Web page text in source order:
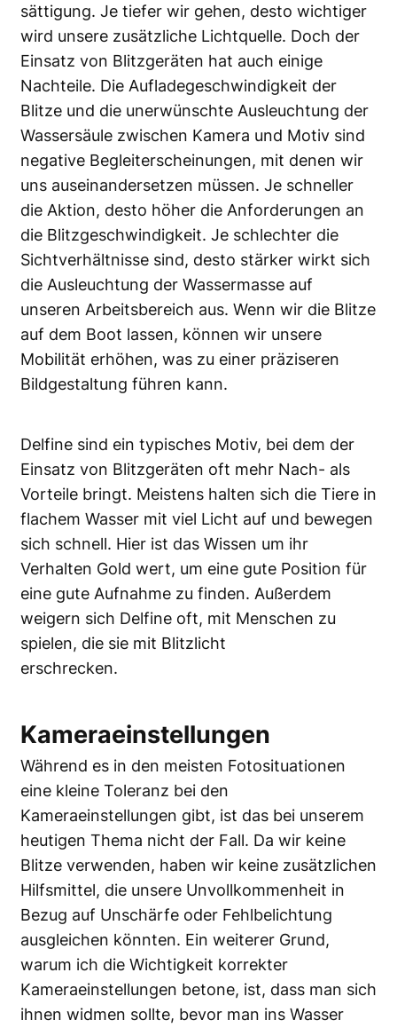
sättigung. Je tiefer wir gehen, desto wichtiger
wird unsere zusätzliche Lichtquelle. Doch der
Einsatz von Blitzgeräten hat auch einige
Nachteile. Die Aufladegeschwindigkeit der
Blitze und die unerwünschte Ausleuchtung der
Wassersäule zwischen Kamera und Motiv sind
negative Begleiterscheinungen, mit denen wir
uns auseinandersetzen müssen. Je schneller
die Aktion, desto höher die Anforderungen an
die Blitzgeschwindigkeit. Je schlechter die
Sichtverhältnisse sind, desto stärker wirkt sich
die Ausleuchtung der Wassermasse auf
unseren Arbeitsbereich aus. Wenn wir die Blitze
auf dem Boot lassen, können wir unsere
Mobilität erhöhen, was zu einer präziseren
Bildgestaltung führen kann.
Delfine sind ein typisches Motiv, bei dem der
Einsatz von Blitzgeräten oft mehr Nach- als
Vorteile bringt. Meistens halten sich die Tiere in
flachem Wasser mit viel Licht auf und bewegen
sich schnell. Hier ist das Wissen um ihr
Verhalten Gold wert, um eine gute Position für
eine gute Aufnahme zu finden. Außerdem
weigern sich Delfine oft, mit Menschen zu
spielen, die sie mit Blitzlicht
erschrecken.
Kameraeinstellungen
Während es in den meisten Fotosituationen
eine kleine Toleranz bei den
Kameraeinstellungen gibt, ist das bei unserem
heutigen Thema nicht der Fall. Da wir keine
Blitze verwenden, haben wir keine zusätzlichen
Hilfsmittel, die unsere Unvollkommenheit in
Bezug auf Unschärfe oder Fehlbelichtung
ausgleichen könnten. Ein weiterer Grund,
warum ich die Wichtigkeit korrekter
Kameraeinstellungen betone, ist, dass man sich
ihnen widmen sollte, bevor man ins Wasser